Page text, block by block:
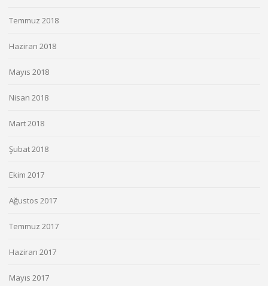
Temmuz 2018
Haziran 2018
Mayıs 2018
Nisan 2018
Mart 2018
Şubat 2018
Ekim 2017
Ağustos 2017
Temmuz 2017
Haziran 2017
Mayıs 2017